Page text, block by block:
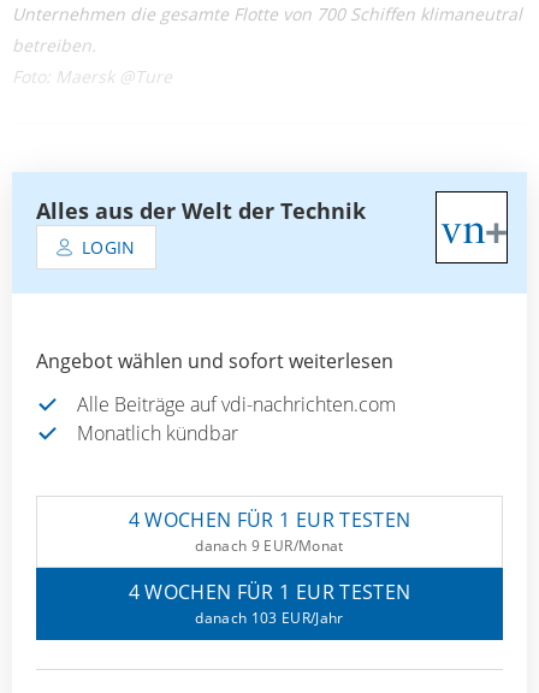
Unternehmen die gesamte Flotte von 700 Schiffen klimaneutral
betreiben.
Foto: Maersk @Ture
Alles aus der Welt der Technik
LOGIN
Angebot wählen und sofort weiterlesen
Alle Beiträge auf vdi-nachrichten.com
Monatlich kündbar
4 WOCHEN FÜR 1 EUR TESTEN
danach 9 EUR/Monat
4 WOCHEN FÜR 1 EUR TESTEN
danach 103 EUR/Jahr